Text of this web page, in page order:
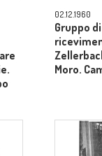
02.12.1960
Gruppo
Moro.